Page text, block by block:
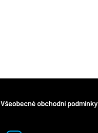
Všeobecné obchodní podmínky